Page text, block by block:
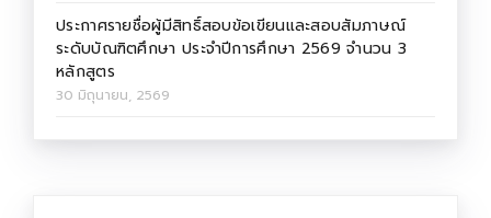
ประกาศรายชื่อผู้มีสิทธิ์สอบข้อเขียนและสอบสัมภาษณ์
ระดับบัณฑิตศึกษา ประจำปีการศึกษา 2569 จำนวน 3
หลักสูตร
30 มิถุนายน, 2569